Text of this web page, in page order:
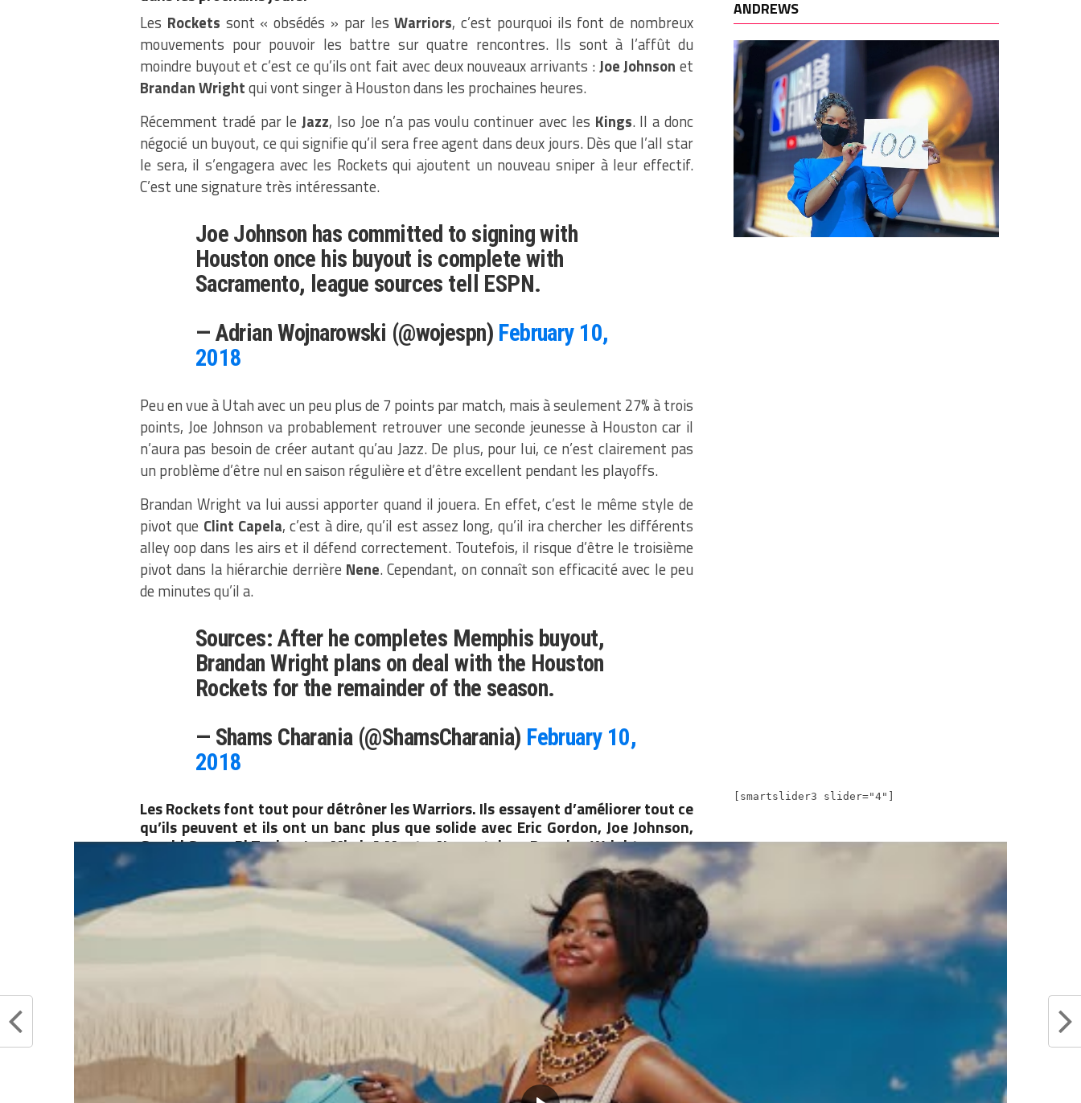
Les Rockets sont « obsédés » par lesWarriors, c’est pourquoi ils font de nombreux
mouvements pour pouvoir les battre sur quatre rencontres. Ils sont à l’affût du
moindre buyout et c’est ce qu’ils ont fait avec deux nouveaux arrivants :Joe Johnsonet
Brandan Wrightqui vont singer à Houston dans les prochaines heures.
Récemment tradé par leJazz, Iso Joe n’a pas voulu continuer avec les Kings. Il a donc
négocié un buyout, ce qui signifie qu’il sera free agent dans deux jours. Dès que l’all star
le sera, il s’engagera avec les Rockets qui ajoutent un nouveau sniper à leur effectif.
C’est une signature très intéressante.
Joe Johnson has committed to signing with
Houston once his buyout is complete with
Sacramento, league sources tell ESPN.
— Adrian Wojnarowski (@wojespn) February 10,
2018
Peu en vue à Utah avec un peu plus de 7 points par match, mais à seulement 27% à trois
points, Joe Johnson va probablement retrouver une seconde jeunesse à Houston car il
n’aura pas besoin de créer autant qu’au Jazz. De plus, pour lui, ce n’est clairement pas
un problème d’être nul en saison régulière et d’être excellent pendant les playoffs.
Brandan Wright va lui aussi apporter quand il jouera. En effet, c’est le même style de
pivot que Clint Capela, c’est à dire, qu’il est assez long, qu’il ira chercher les différents
alley oop dans les airs et il défend correctement. Toutefois, il risque d’être le troisième
pivot dans la hiérarchie derrière Nene. Cependant, on connaît son efficacité avec le peu
de minutes qu’il a.
Sources: After he completes Memphis buyout,
Brandan Wright plans on deal with the Houston
Rockets for the remainder of the season.
— Shams Charania (@ShamsCharania) February 10,
2018
Les Rockets font tout pour détrôner les Warriors. Ils essayent d’améliorer tout ce
qu’ils peuvent et ils ont un banc plus que solide avec Eric Gordon, Joe Johnson,
Gerald Green, Pj Tucker, Luc Mbah A Moute, Nene et donc Brandan Wright.
Partager :
ANDREWS
[smartslider3 slider="4"]